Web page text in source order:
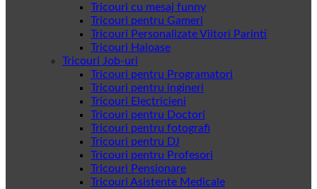
Tricouri cu mesaj funny
Tricouri pentru Gameri
Tricouri Personalizate Viitori Parinti
Tricouri Haioase
Tricouri Job-uri
Tricouri pentru Programatori
Tricouri pentru ingineri
Tricouri Electricieni
Tricouri pentru Doctori
Tricouri pentru fotografi
Tricouri pentru DJ
Tricouri pentru Profesori
Tricouri Pensionare
Tricouri Asistente Medicale